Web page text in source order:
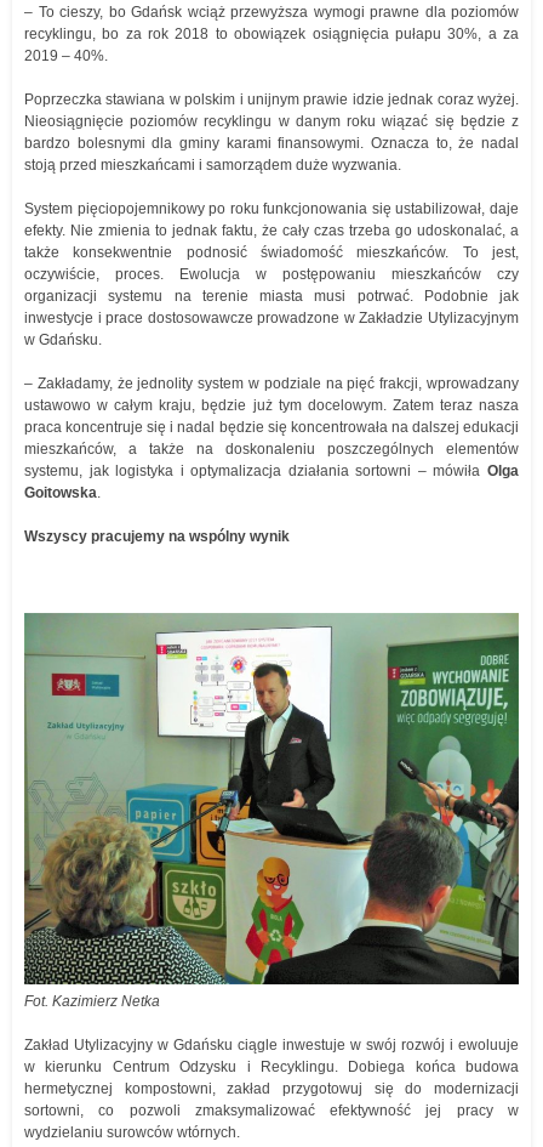
– To cieszy, bo Gdańsk wciąż przewyższa wymogi prawne dla poziomów
recyklingu, bo za rok 2018 to obowiązek osiągnięcia pułapu 30%, a za
2019 – 40%.
Poprzeczka stawiana w polskim i unijnym prawie idzie jednak coraz wyżej.
Nieosiągnięcie poziomów recyklingu w danym roku wiązać się będzie z
bardzo bolesnymi dla gminy karami finansowymi. Oznacza to, że nadal
stoją przed mieszkańcami i samorządem duże wyzwania.
System pięciopojemnikowy po roku funkcjonowania się ustabilizował, daje
efekty. Nie zmienia to jednak faktu, że cały czas trzeba go udoskonalać, a
także konsekwentnie podnosić świadomość mieszkańców. To jest,
oczywiście, proces. Ewolucja w postępowaniu mieszkańców czy
organizacji systemu na terenie miasta musi potrwać. Podobnie jak
inwestycje i prace dostosowawcze prowadzone w Zakładzie Utylizacyjnym
w Gdańsku.
– Zakładamy, że jednolity system w podziale na pięć frakcji, wprowadzany
ustawowo w całym kraju, będzie już tym docelowym. Zatem teraz nasza
praca koncentruje się i nadal będzie się koncentrowała na dalszej edukacji
mieszkańców, a także na doskonaleniu poszczególnych elementów
systemu, jak logistyka i optymalizacja działania sortowni – mówiła Olga
Goitowska.
Wszyscy pracujemy na wspólny wynik
Fot. Kazimierz Netka
Zakład Utylizacyjny w Gdańsku ciągle inwestuje w swój rozwój i ewoluuje
w kierunku Centrum Odzysku i Recyklingu. Dobiega końca budowa
hermetycznej kompostowni, zakład przygotowuj się do modernizacji
sortowni, co pozwoli zmaksymalizować efektywność jej pracy w
wydzielaniu surowców wtórnych.